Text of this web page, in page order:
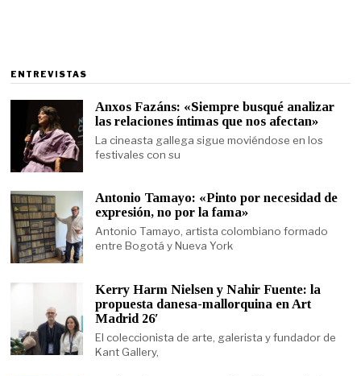
ENTREVISTAS
Anxos Fazáns: «Siempre busqué analizar
las relaciones íntimas que nos afectan»
La cineasta gallega sigue moviéndose en los
festivales con su
Antonio Tamayo: «Pinto por necesidad de
expresión, no por la fama»
Antonio Tamayo, artista colombiano formado
entre Bogotá y Nueva York
Kerry Harm Nielsen y Nahir Fuente: la
propuesta danesa-mallorquina en Art
Madrid 26′
El coleccionista de arte, galerista y fundador de
Kant Gallery,